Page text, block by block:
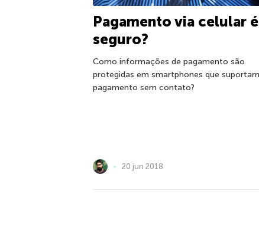
Pagamento via celular é
seguro?
Como informações de pagamento são
protegidas em smartphones que suportam
pagamento sem contato?
20 jun 2018